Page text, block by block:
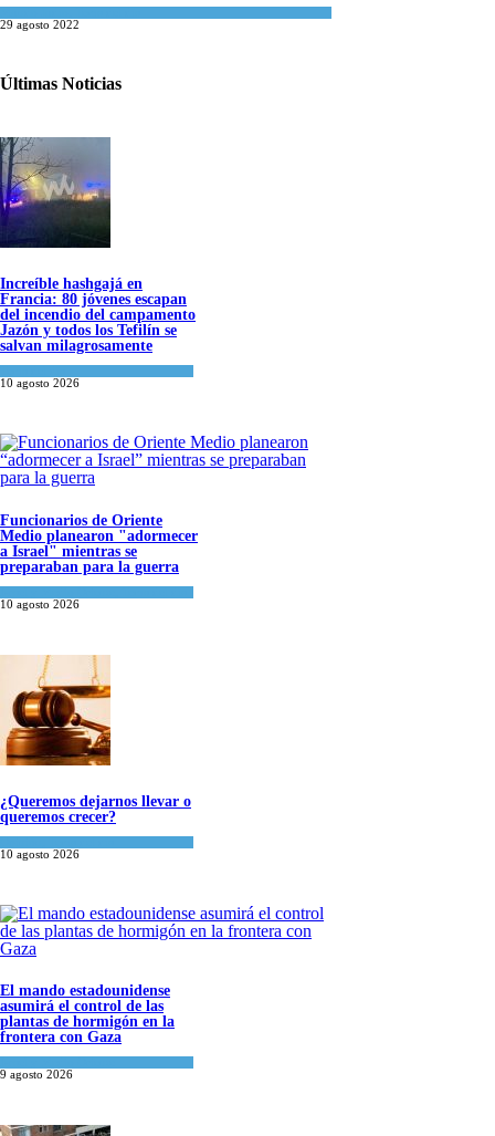
29 agosto 2022
Últimas Noticias
Increíble hashgajá en
Francia: 80 jóvenes escapan
del incendio del campamento
Jazón y todos los Tefilín se
salvan milagrosamente
10 agosto 2026
Funcionarios de Oriente
Medio planearon "adormecer
a Israel" mientras se
preparaban para la guerra
10 agosto 2026
¿Queremos dejarnos llevar o
queremos crecer?
10 agosto 2026
El mando estadounidense
asumirá el control de las
plantas de hormigón en la
frontera con Gaza
9 agosto 2026